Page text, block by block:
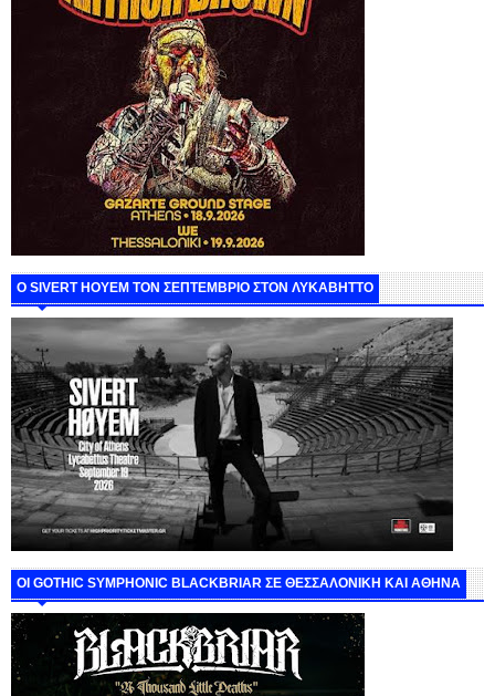
Ο SIVERT HOYEM ΤΟΝ ΣΕΠΤΕΜΒΡΙΟ ΣΤΟΝ ΛΥΚΑΒΗΤΤΟ
ΟΙ GOTHIC SYMPHONIC BLACKBRIAR ΣΕ ΘΕΣΣΑΛΟΝΙΚΗ ΚΑΙ ΑΘΗΝΑ